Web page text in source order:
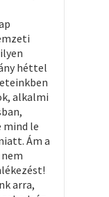
héttel
alkalmi
le
Ám a
arra,